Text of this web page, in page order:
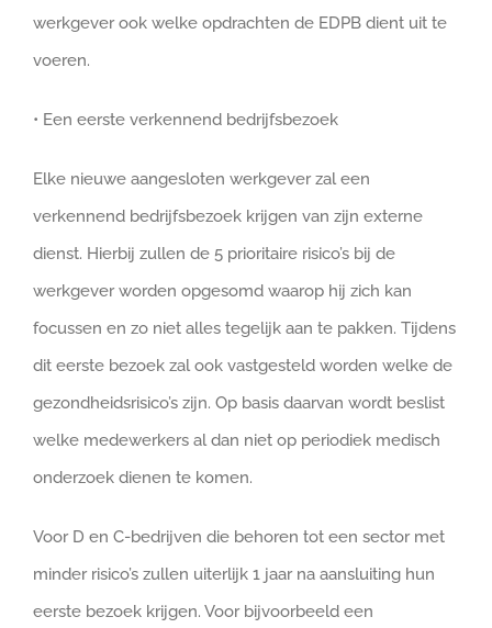
werkgever ook welke opdrachten de EDPB dient uit te
voeren.
• Een eerste verkennend bedrijfsbezoek
Elke nieuwe aangesloten werkgever zal een
verkennend bedrijfsbezoek krijgen van zijn externe
dienst. Hierbij zullen de 5 prioritaire risico’s bij de
werkgever worden opgesomd waarop hij zich kan
focussen en zo niet alles tegelijk aan te pakken. Tijdens
dit eerste bezoek zal ook vastgesteld worden welke de
gezondheidsrisico’s zijn. Op basis daarvan wordt beslist
welke medewerkers al dan niet op periodiek medisch
onderzoek dienen te komen.
Voor D en C-bedrijven die behoren tot een sector met
minder risico’s zullen uiterlijk 1 jaar na aansluiting hun
eerste bezoek krijgen. Voor bijvoorbeeld een